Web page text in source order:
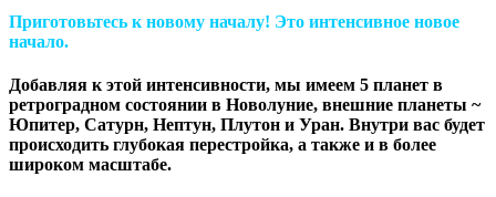
Приготовьтесь к новому началу! Это интенсивное новое
начало.
Добавляя к этой интенсивности, мы имеем 5 планет в
ретроградном состоянии в Новолуние, внешние планеты ~
Юпитер, Сатурн, Нептун, Плутон и Уран. Внутри вас будет
происходить глубокая перестройка, а также и в более
широком масштабе.